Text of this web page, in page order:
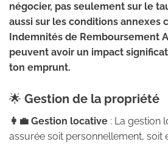
négocier, pas seulement sur le
aussi sur les conditions annexes
Indemnités de Remboursement
peuvent avoir un impact
ton emprunt.
🌟 Gestion de la propriété
👩‍💼 Gestion locative : La gestion
assurée soit personnellement, soit